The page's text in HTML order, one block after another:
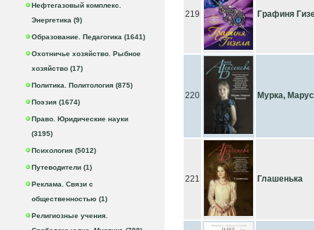
Нефтегазовый комплекс.
Энергетика (9)
Образование. Педагогика (1641)
Охотничье хозяйство. Рыбное
хозяйство (17)
Политика. Политология (875)
Поэзия (1674)
Право. Юридические науки
(3195)
Психология (5012)
Путеводители (1)
Реклама. Связи с
общественностью (1)
Религиозные учения.
219 Графиня
220 Мурка,
221 Глашенька